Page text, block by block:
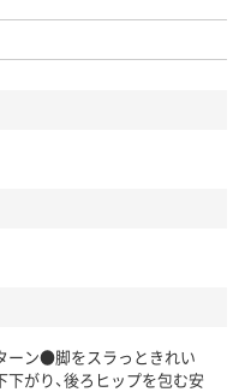
ーン●脚をスラっときれい
がり、後ろヒップを包む安